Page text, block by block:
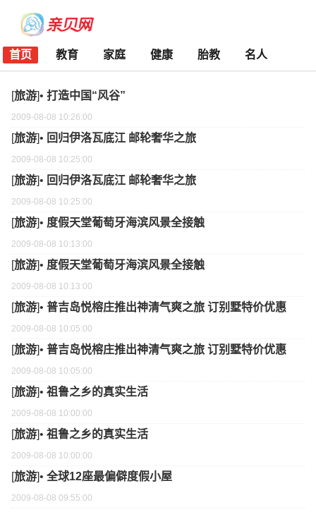
首页 教育 家庭 健康 胎教 名人
[旅游]• 打造中国“风谷”
2009-08-08 10:26:00
[旅游]• 回归伊洛瓦底江 邮轮奢华之旅
2009-08-08 10:25:00
[旅游]• 回归伊洛瓦底江 邮轮奢华之旅
2009-08-08 10:25:00
[旅游]• 度假天堂葡萄牙海滨风景全接触
2009-08-08 10:13:00
[旅游]• 度假天堂葡萄牙海滨风景全接触
2009-08-08 10:13:00
[旅游]• 普吉岛悦榕庄推出神清气爽之旅 订别墅特价优惠
2009-08-08 10:05:00
[旅游]• 普吉岛悦榕庄推出神清气爽之旅 订别墅特价优惠
2009-08-08 10:05:00
[旅游]• 祖鲁之乡的真实生活
2009-08-08 10:00:00
[旅游]• 祖鲁之乡的真实生活
2009-08-08 10:00:00
[旅游]• 全球12座最偏僻度假小屋
2009-08-08 09:55:00